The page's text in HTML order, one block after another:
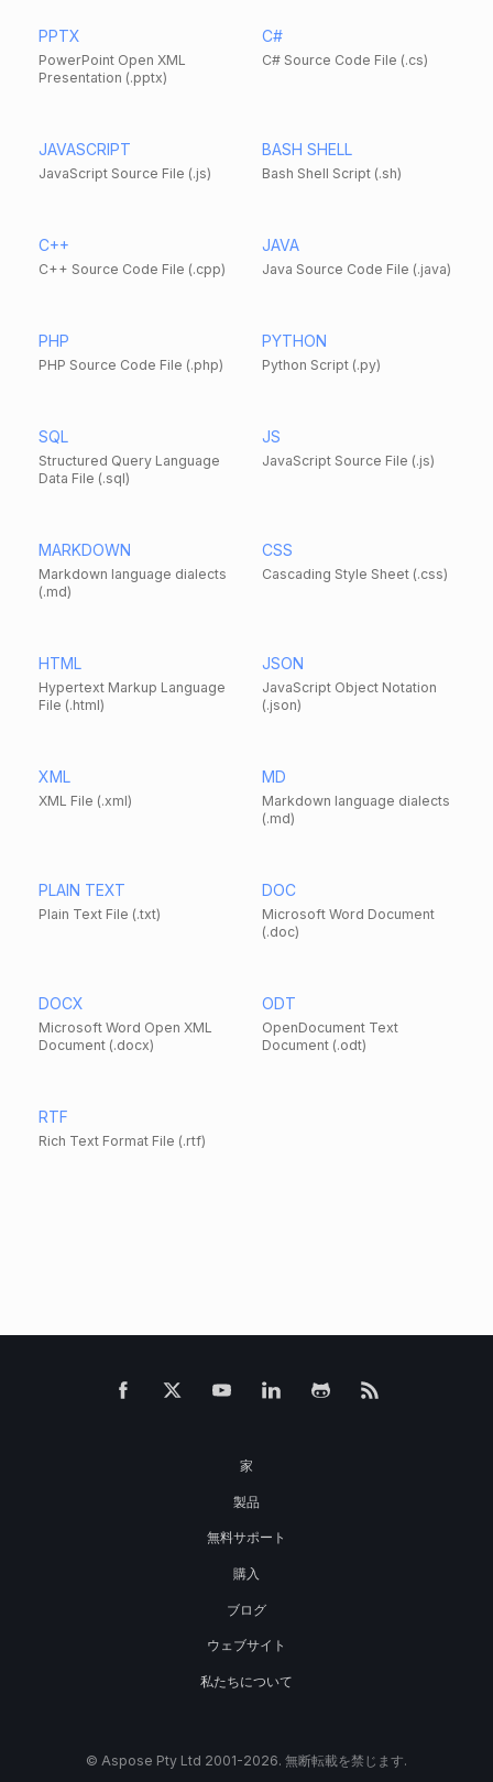
PPTX
PowerPoint Open XML
Presentation (.pptx)
C#
C# Source Code File (.cs)
JAVASCRIPT
JavaScript Source File (.js)
BASH SHELL
Bash Shell Script (.sh)
C++
C++ Source Code File (.cpp)
JAVA
Java Source Code File (.java)
PHP
PHP Source Code File (.php)
PYTHON
Python Script (.py)
SQL
Structured Query Language
Data File (.sql)
JS
JavaScript Source File (.js)
MARKDOWN
Markdown language dialects
(.md)
CSS
Cascading Style Sheet (.css)
HTML
Hypertext Markup Language
File (.html)
JSON
JavaScript Object Notation
(.json)
XML
XML File (.xml)
MD
Markdown language dialects
(.md)
PLAIN TEXT
Plain Text File (.txt)
DOC
Microsoft Word Document
(.doc)
DOCX
Microsoft Word Open XML
Document (.docx)
ODT
OpenDocument Text
Document (.odt)
RTF
Rich Text Format File (.rtf)
家
製品
無料サポート
購入
ブログ
ウェブサイト
私たちについて
© Aspose Pty Ltd 2001-2026. 無断転載を禁じます.